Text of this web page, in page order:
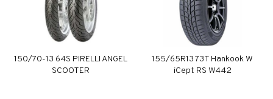
150/70-13 64S PIRELLI ANGEL
SCOOTER
155/65R13 73T Hankook W
iCept RS W442